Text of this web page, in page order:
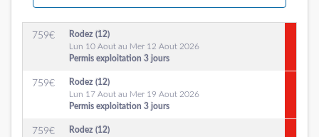
759€
Rodez (12)
Lun 10 Aout au Mer 12 Aout 2026
Permis exploitation 3 jours
759€
Rodez (12)
Lun 17 Aout au Mer 19 Aout 2026
Permis exploitation 3 jours
759€
Rodez (12)